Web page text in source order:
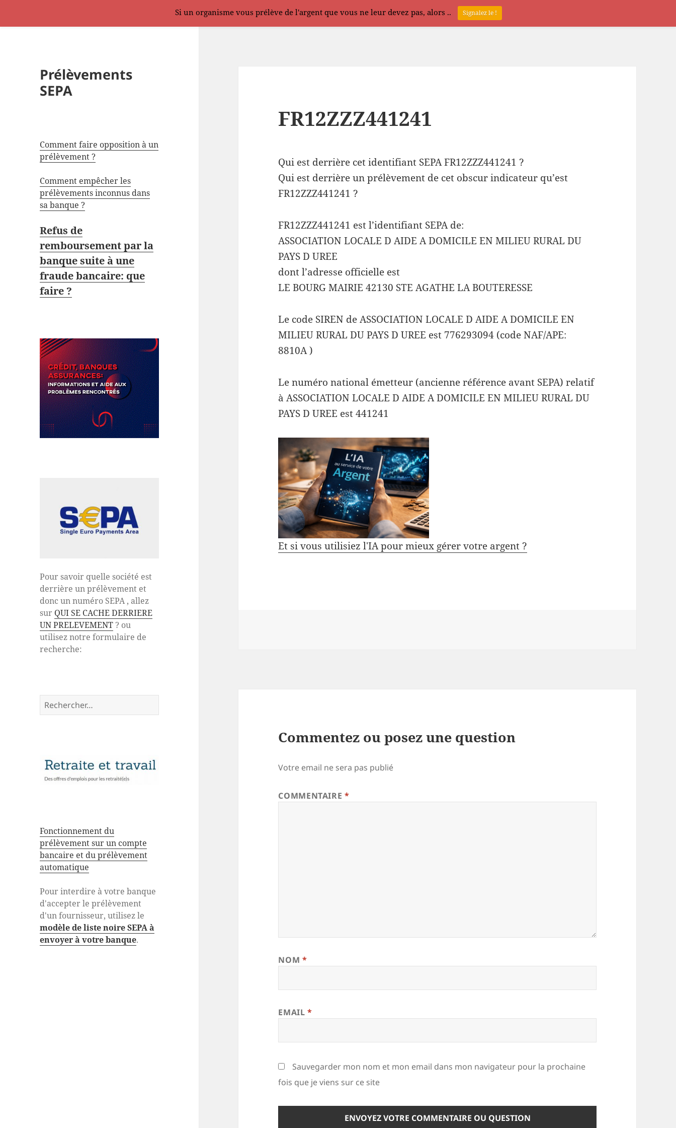
Prélèvements
SEPA
Comment faire opposition à un
prélèvement ?
Comment empêcher les
prélèvements inconnus dans
sa banque ?
Refus de
remboursement par la
banque suite à une
fraude bancaire: que
faire ?
Pour savoir quelle société est
derrière un prélèvement et
donc un numéro SEPA , allez
sur QUI SE CACHE DERRIERE
UN PRELEVEMENT? ou
utilisez notre formulaire de
recherche:
Rechercher :
Fonctionnement du
prélèvement sur un compte
bancaire et du prélèvement
automatique
Pour interdire à votre banque
d'accepter le prélèvement
d'un fournisseur, utilisez le
modèle de liste noire SEPA à
envoyer à votre banque.
FR12ZZZ441241
Qui est derrière cet identifiant SEPA FR12ZZZ441241 ?
Qui est derrière un prélèvement de cet obscur indicateur qu’est
FR12ZZZ441241 ?
FR12ZZZ441241 est l’identifiant SEPA de:
ASSOCIATION LOCALE D AIDE A DOMICILE EN MILIEU RURAL DU
PAYS D UREE
dont l’adresse officielle est
LE BOURG MAIRIE 42130 STE AGATHE LA BOUTERESSE
Le code SIREN de ASSOCIATION LOCALE D AIDE A DOMICILE EN
MILIEU RURAL DU PAYS D UREE est 776293094 (code NAF/APE:
8810A )
Le numéro national émetteur (ancienne référence avant SEPA) relatif
à ASSOCIATION LOCALE D AIDE A DOMICILE EN MILIEU RURAL DU
PAYS D UREE est 441241
Et si vous utilisiez l'IA pour mieux gérer votre argent ?
Commentez ou posez une question
Votre email ne sera pas publié
COMMENTAIRE*
NOM *
EMAIL*
Sauvegarder mon nom et mon email dans mon navigateur pour la prochaine
fois que je viens sur ce site
Si un organisme vous prélève de l'argent que vous ne leur devez pas, alors .. Signalez le !